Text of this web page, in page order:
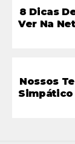
8 Dicas
Ver Na
Nossos